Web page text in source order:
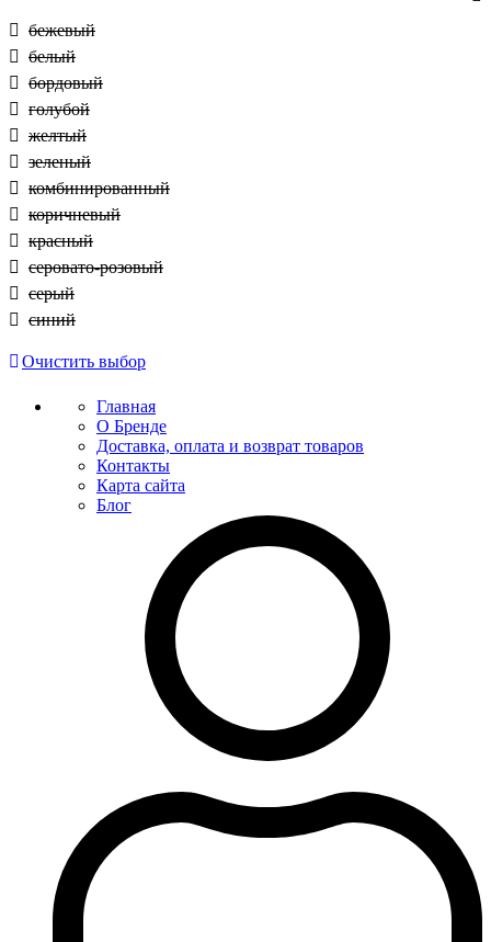
бежевый
белый
бордовый
голубой
желтый
зеленый
комбинированный
коричневый
красный
серовато-розовый
серый
синий
Очистить выбор
Главная
О Бренде
Доставка, оплата и возврат товаров
Контакты
Карта сайта
Блог